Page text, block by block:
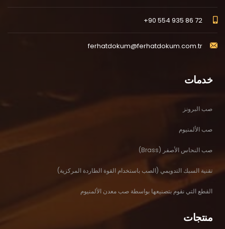
+90 554 935 86 72
ferhatdokum@ferhatdokum.com.tr
خدمات
صب البرونز
صب الألمنيوم
صب النحاس الأصفر (Brass)
تقنية السبك التدويمي (الصب باستخدام القوة الطاردة المركزية)
القطع التي نقوم بتصنيعها بواسطة صب معدن الألمنيوم
منتجات